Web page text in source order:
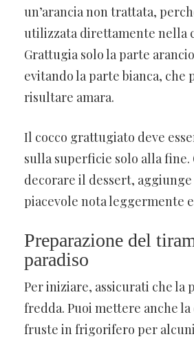
un’arancia non trattata,
utilizzata direttamente nella
Grattugia solo la parte
evitando la parte bianca, che
risultare amara.
Il cocco grattugiato deve
sulla superficie solo alla fine.
decorare il dessert,
piacevole nota leggermente
Preparazione del
paradiso
Per iniziare, assicurati che la
fredda. Puoi mettere anche
fruste in frigorifero per